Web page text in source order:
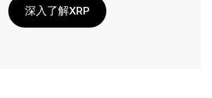
深入了解XRP